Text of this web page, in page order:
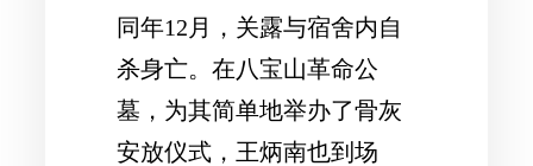
同年12月，关露与宿舍内自
杀身亡。在八宝山革命公
墓，为其简单地举办了骨灰
安放仪式，王炳南也到场